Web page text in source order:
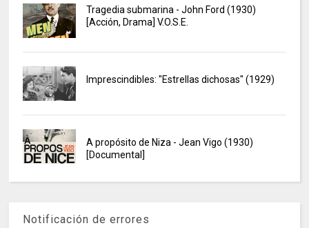
Tragedia submarina - John Ford (1930)
[Acción, Drama] V.O.S.E.
Imprescindibles: "Estrellas dichosas" (1929)
A propósito de Niza - Jean Vigo (1930)
[Documental]
Notificación de errores